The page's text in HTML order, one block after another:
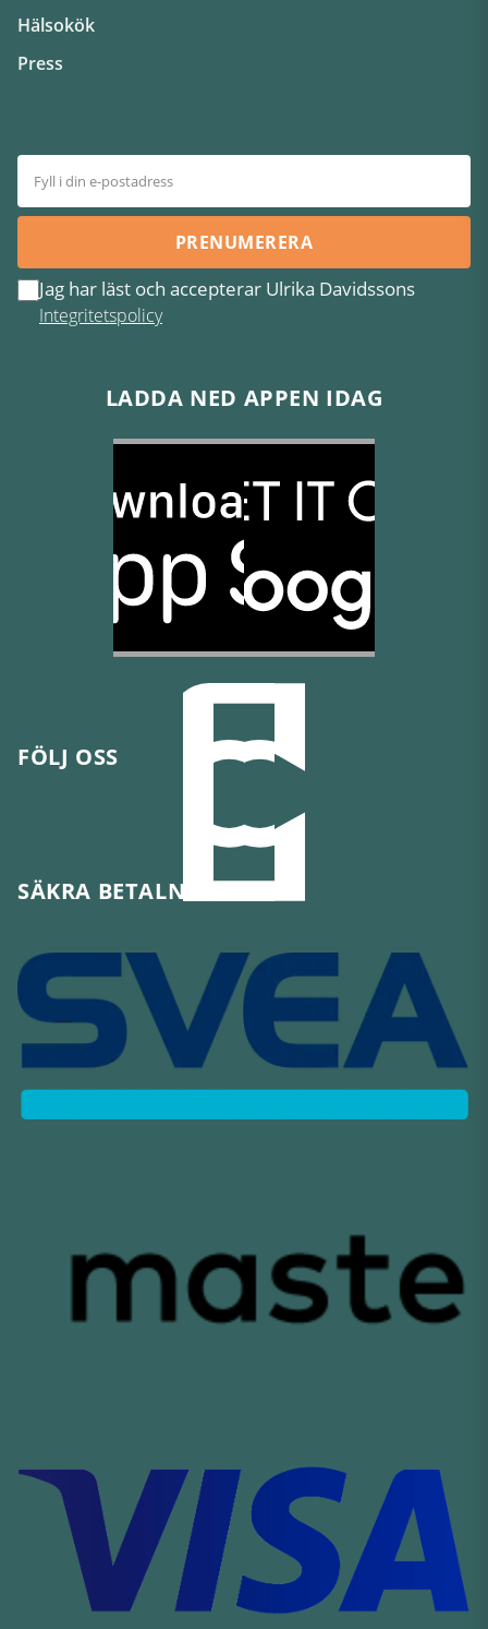
Hälsokök
Press
PRENUMERERA
Jag har läst och accepterar Ulrika Davidssons
Integritetspolicy
LADDA NED APPEN IDAG
FÖLJ OSS
SÄKRA BETALNINGAR